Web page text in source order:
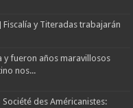
y Titeradas trabajarán
y fueron años maravillosos
nos...
des Américanistes: